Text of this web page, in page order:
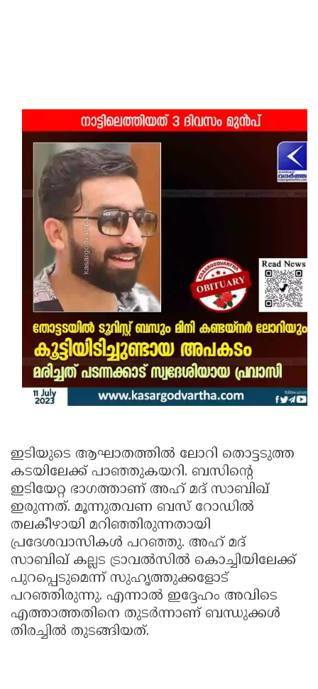
ഇടിയുടെ ആഘാതത്തില്‍ ലോറി തൊട്ടടുത്ത
കടയിലേക്ക് പാഞ്ഞുകയറി. ബസിന്റെ
ഇടിയേറ്റ ഭാഗത്താണ് അഹ് മദ് സാബിഖ്
ഇരുന്നത്. മൂന്നുതവണ ബസ് റോഡില്‍
തലകീഴായി മറിഞ്ഞിരുന്നതായി
പ്രദേശവാസികള്‍ പറഞ്ഞു. അഹ് മദ്
സാബിഖ് കല്ലട ട്രാവല്‍സില്‍ കൊച്ചിയിലേക്ക്
പുറപ്പെടുമെന്ന് സുഹൃത്തുക്കളോട്
പറഞ്ഞിരുന്നു. എന്നാല്‍ ഇദ്ദേഹം അവിടെ
എത്താത്തതിനെ തുടര്‍ന്നാണ് ബന്ധുക്കള്‍
തിരച്ചില്‍ തുടങ്ങിയത്.